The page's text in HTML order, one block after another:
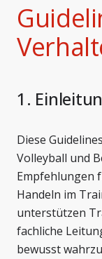
1.
Diese
Volleyball und
Empfehlungen
Handeln im
unterstützen
fachliche
bewusst